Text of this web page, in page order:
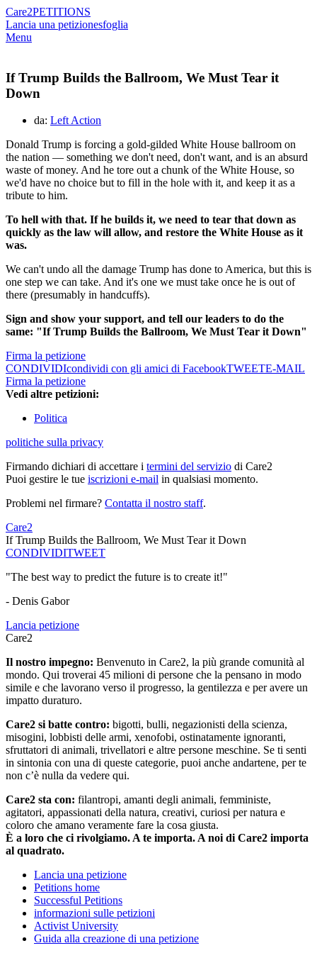
Care2PETITIONS
Lancia una petizionesfoglia
Menu
If Trump Builds the Ballroom, We Must Tear it
Down
da: Left Action
Donald Trump is forcing a gold-gilded White House ballroom on
the nation — something we don't need, don't want, and is an absurd
waste of money. And he tore out a chunk of the White House, so
we'd have no choice but to fill in the hole with it, and keep it as a
tribute to him.
To hell with that. If he builds it, we need to tear that down as
quickly as the law will allow, and restore the White House as it
was.
We can't undo all the damage Trump has done to America, but this is
one step we can take. And it's one we must take once he is out of
there (presumably in handcuffs).
Sign and show your support, and tell our leaders to do the
same: "If Trump Builds the Ballroom, We Must Tear it Down"
Firma la petizione
CONDIVIDIcondividi con gli amici di FacebookTWEETE-MAIL
Firma la petizione
Vedi altre petizioni:
Politica
politiche sulla privacy
Firmando dichiari di accettare i termini del servizio di Care2
Puoi gestire le tue iscrizioni e-mail in qualsiasi momento.
Problemi nel firmare? Contatta il nostro staff.
Care2
If Trump Builds the Ballroom, We Must Tear it Down
CONDIVIDITWEET
"The best way to predict the future is to create it!"
- Denis Gabor
Lancia petizione
Care2
Il nostro impegno: Benvenuto in Care2, la più grande comunità al
mondo. Qui troverai 45 milioni di persone che la pensano in modo
simile e che lavorano verso il progresso, la gentilezza e per avere un
impatto duraturo.
Care2 si batte contro: bigotti, bulli, negazionisti della scienza,
misogini, lobbisti delle armi, xenofobi, ostinatamente ignoranti,
sfruttatori di animali, trivellatori e altre persone meschine. Se ti senti
in sintonia con una di queste categorie, puoi anche andartene, per te
non c’è nulla da vedere qui.
Care2 sta con: filantropi, amanti degli animali, femministe,
agitatori, appassionati della natura, creativi, curiosi per natura e
coloro che amano veramente fare la cosa giusta.
È a loro che ci rivolgiamo. A te importa. A noi di Care2 importa
al quadrato.
Lancia una petizione
Petitions home
Successful Petitions
informazioni sulle petizioni
Activist University
Guida alla creazione di una petizione